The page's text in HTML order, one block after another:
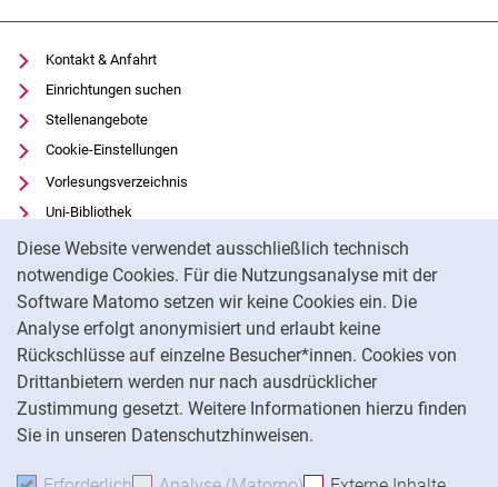
Diese Website verwendet ausschließlich technisch
notwendige Cookies. Für die Nutzungsanalyse mit der
Software Matomo setzen wir keine Cookies ein. Die
Analyse erfolgt anonymisiert und erlaubt keine
Rückschlüsse auf einzelne Besucher*innen. Cookies von
Drittanbietern werden nur nach ausdrücklicher
Zustimmung gesetzt. Weitere Informationen hierzu finden
Sie in unseren Datenschutzhinweisen.
Kontakt & Anfahrt
Einrichtungen suchen
Stellenangebote
Cookie-Einstellungen
Vorlesungsverzeichnis
Uni-Bibliothek
Moodle
Panopto
Datenschutz
Barrierefreiheit
Transparenter KI-Einsatz
Impressum